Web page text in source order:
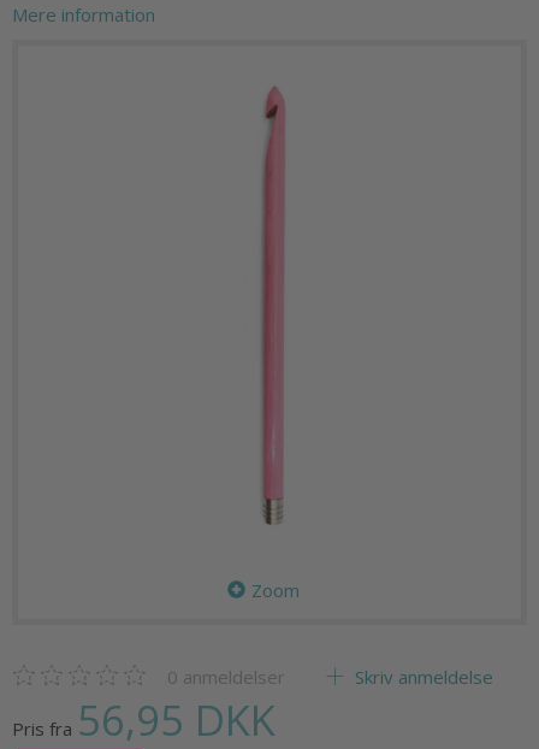
Mere information
Zoom
0 anmeldelser Skriv anmeldelse
Pris fra 56,95 DKK